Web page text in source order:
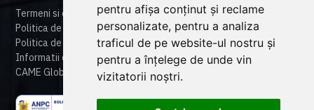
pentru afișa conținut și reclame
personalizate, pentru a analiza
traficul de pe website-ul nostru și
pentru a înțelege de unde vin
vizitatorii noștri.
Termeni si conditii
Politica de confidentialitate
Politica de cookies
Informatii despre produse
CAME Global